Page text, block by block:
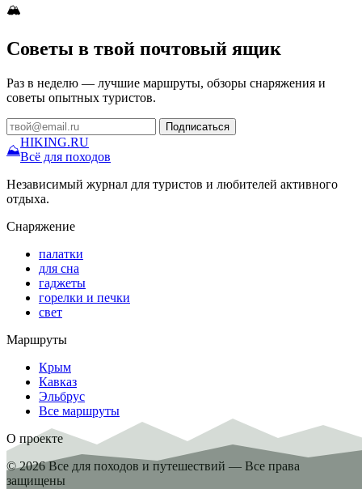
🏔
Советы в твой почтовый ящик
Раз в неделю — лучшие маршруты, обзоры снаряжения и
советы опытных туристов.
Подписаться
⛰
HIKING.RU
Всё для походов
Независимый журнал для туристов и любителей активного
отдыха.
Снаряжение
палатки
для сна
гаджеты
горелки и печки
свет
Маршруты
Крым
Кавказ
Эльбрус
Все маршруты
О проекте
© 2026 Все для походов и путешествий — Все права
защищены